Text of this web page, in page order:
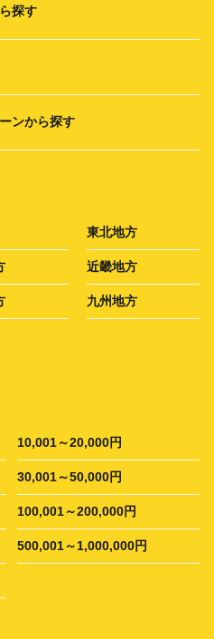
探す
ンから探す
東北地方
近畿地方
九州地方
10,001～20,000円
30,001～50,000円
100,001～200,000円
500,001～1,000,000円